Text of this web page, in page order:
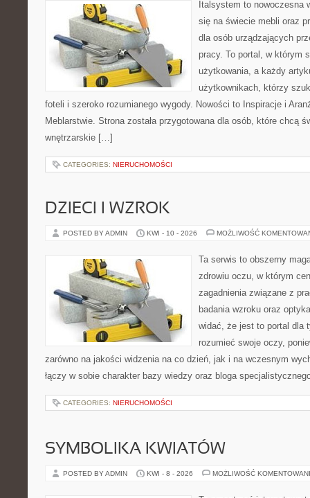
Italsystem to nowoczesna
się na świecie mebli oraz
dla osób urządzających
pracy. To portal, w którym
użytkowania, a każdy
użytkownikach, którzy
foteli i szeroko rozumianego wygody. Nowości to Inspiracje i
Meblarstwie. Strona została przygotowana dla osób, które chcą
wnętrzarskie […]
CATEGORIES: NIERUCHOMOŚCI
DZIECI I WZROK
POSTED BY ADMIN KWI - 10 - 2026 MOŻLIWOŚĆ
Ta serwis to obszerny
zdrowiu oczu, w którym
zagadnienia związane z
badania wzroku oraz
widać, że jest to portal dla
rozumieć swoje oczy,
zarówno na jakości widzenia na co dzień, jak i na wczesnym
łączy w sobie charakter bazy wiedzy oraz bloga
CATEGORIES: NIERUCHOMOŚCI
SYMBOLIKA KWIATÓW
POSTED BY ADMIN KWI - 8 - 2026 MOŻLIWOŚĆ